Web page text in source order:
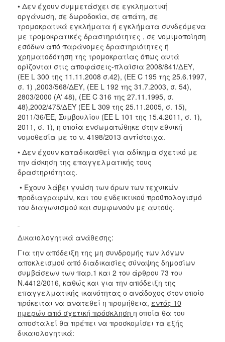
• Δεν έχουν συμμετάσχει σε εγκληματική
οργάνωση, σε δωροδοκία, σε απάτη, σε
τρομοκρατικά εγκλήματα ή εγκλήματα συνδεόμενα
με τρομοκρατικές δραστηριότητες , σε νομιμοποίηση
εσόδων από παράνομες δραστηριότητες ή
χρηματοδότηση της τρομοκρατίας όπως αυτά
ορίζονται στις αποφάσεις-πλαίσια 2008/841/ΔΕΥ,
(ΕΕ L 300 της 11.11.2008 σ.42), (ΕΕ C 195 της 25.6.1997,
σ. 1) ,2003/568/ΔΕΥ, (ΕΕ L 192 της 31.7.2003, σ. 54),
2803/2000 (Α' 48), (ΕΕ C 316 της 27.11.1995, σ.
48),2002/475/ΔΕΥ (ΕΕ L 309 της 25.11.2005, σ. 15),
2011/36/ΕΕ, Συμβουλίου (ΕΕ L 101 της 15.4.2011, σ. 1),
2011, σ. 1), η οποία ενσωματώθηκε στην εθνική
νομοθεσία με το ν. 4198/2013 αντίστοιχα.
• Δεν έχουν καταδικασθεί για αδίκημα σχετικό με
την άσκηση της επαγγελματικής τους
δραστηριότητας.
• Έχουν λάβει γνώση των όρων των τεχνικών
προδιαγραφών, και του ενδεικτικού προϋπολογισμό
του διαγωνισμού και συμφωνούν με αυτούς.
Δικαιολογητικά ανάθεσης:
Για την απόδειξη της μη συνδρομής των λόγων
αποκλεισμού από διαδικασίες σύναψης δημοσίων
συμβάσεων των παρ.1 και 2 του άρθρου 73 του
Ν.4412/2016, καθώς και για την απόδειξη της
επαγγελματικής ικανότητας ο ανάδοχος στον οποίο
πρόκειται να ανατεθεί η προμήθεια, εντός 10
ημερών από σχετική πρόσκληση η οποία θα του
αποσταλεί θα πρέπει να προσκομίσει τα εξής
δικαιολογητικά: